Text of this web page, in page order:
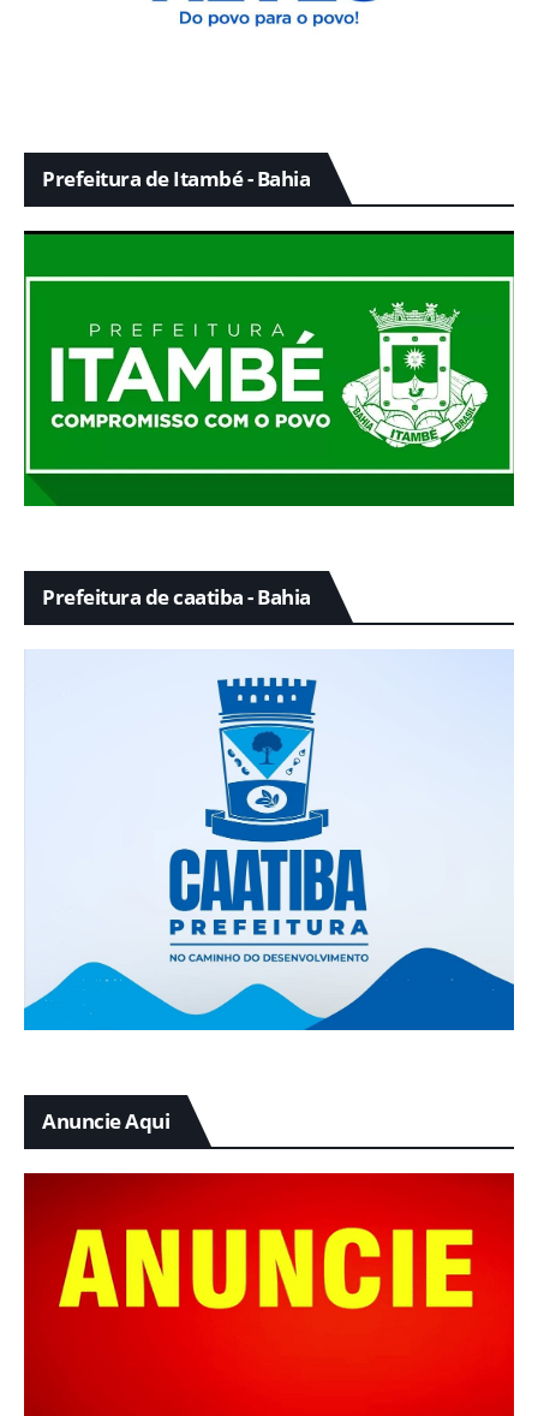
Prefeitura de Itambé - Bahia
Prefeitura de caatiba - Bahia
Anuncie Aqui